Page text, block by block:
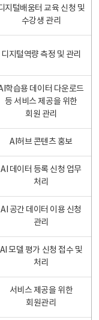
지털배움터 교육 신청 및
수강생 관리
디지털역량 측정 및 관리
학습용 데이터 다운로드
등 서비스 제공을 위한
회원 관리
AI허브 콘텐츠 홍보
AI 데이터 등록 신청 업무
처리
AI 공간 데이터 이용 신청
관리
AI 모델 평가 신청 접수 및
처리
서비스 제공을 위한
회원관리